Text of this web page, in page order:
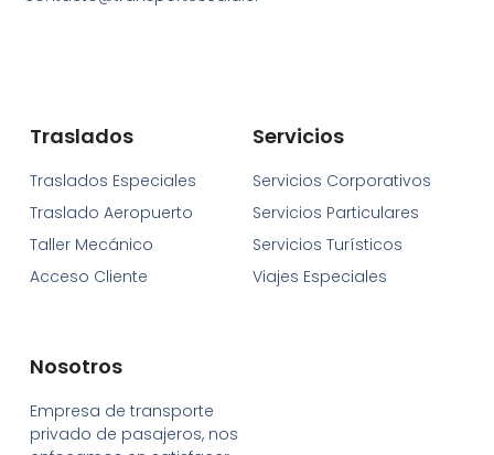
Nosotros
Empresa de transporte
privado de pasajeros, nos
Servicios
Servicios Corporativos
Servicios Particulares
Servicios Turísticos
Viajes Especiales
Traslados
Traslados Especiales
Traslado Aeropuerto
Taller Mecánico
Acceso Cliente